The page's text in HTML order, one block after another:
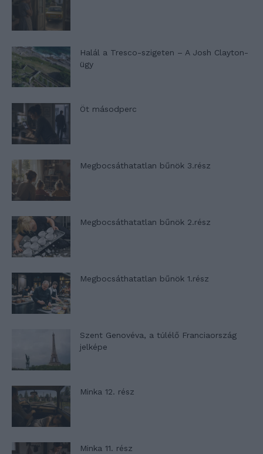
Halál a Tresco-szigeten – A Josh Clayton-
ügy
Öt másodperc
Megbocsáthatatlan bűnök 3.rész
Megbocsáthatatlan bűnök 2.rész
Megbocsáthatatlan bűnök 1.rész
Szent Genovéva, a túlélő Franciaország
jelképe
Minka 12. rész
Minka 11. rész